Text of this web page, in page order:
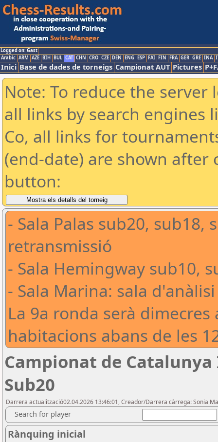
Logged on: Gast
Arabic ARM AZE BIH BUL CAT CHN CRO CZE DEN ENG ESP FAI FIN FRA GER GRE INA
Inici Base de dades de torneigs Campionat AUT Pictures
Note: To reduce the
all links by search engines
Co, all links for
(end-date) are shown
button:
- Sala Palas sub20, sub18,
retransmissió
- Sala Hemingway sub10,
- Sala Marina: sala
La 9a ronda serà dimecres
habitacions abans de les
Campionat de
Sub20
Darrera actualització02.04.2026 13:46:01, Creador/Darrera càrrega: Sonia
Search for player
Rànquing inicial